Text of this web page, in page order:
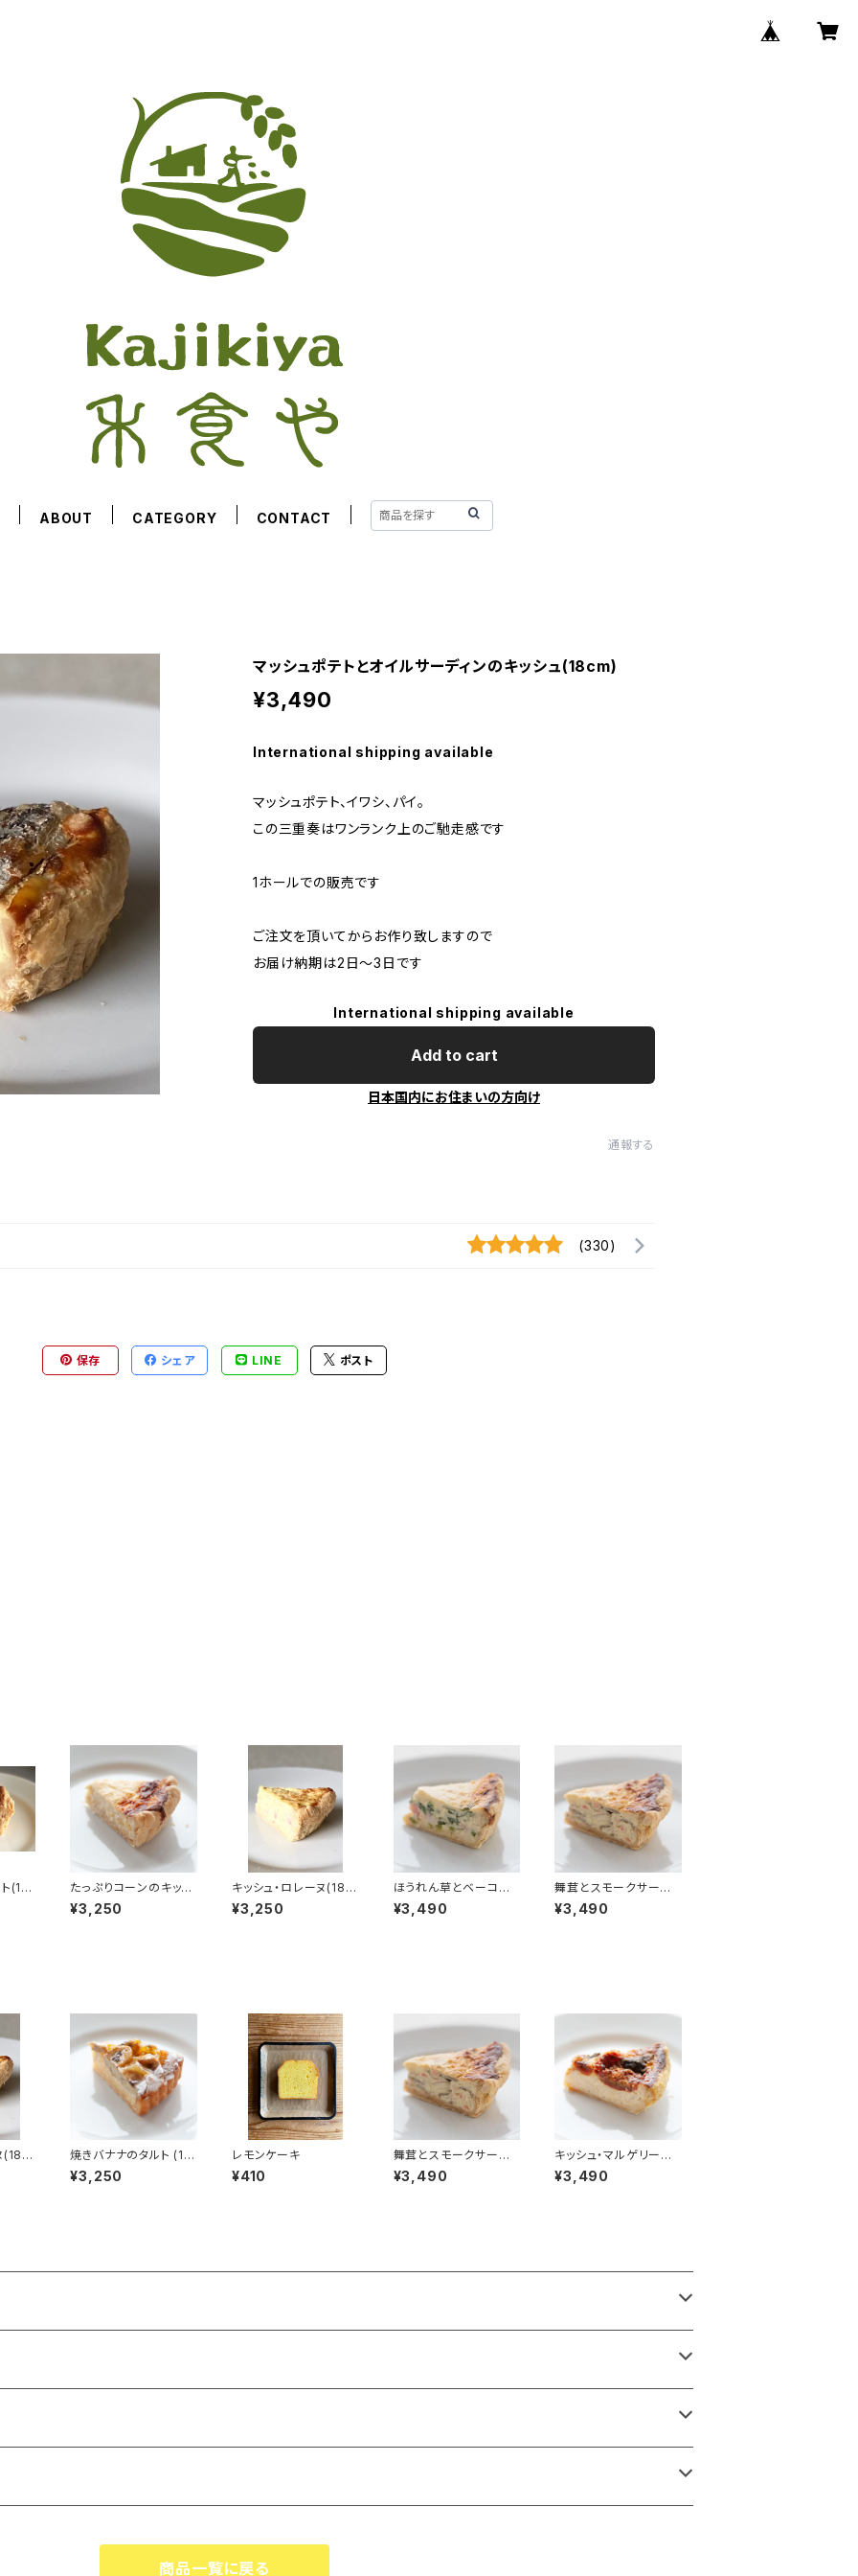
ABOUT CATEGORY CONTACT
マッシュポテトとオイルサーディンのキッシュ(18cm)
¥3,490
International shipping available
マッシュポテト、イワシ、パイ。
この三重奏はワンランク上のご馳走感です
1ホールでの販売です
ご注文を頂いてからお作り致しますので
お届け納期は2日〜3日です
International shipping available
Add to cart
日本国内にお住まいの方向け
通報する
(330)
保存 シェア LINE ポスト
ト(18
たっぷりコーンのキッシ
ュ(18cm)
¥3,250
キッシュ・ロレーヌ(18c
m)
¥3,250
ほうれん草とベーコン
のキッシュ(18cm)
¥3,490
舞茸とスモークサーモ
ンのキッシュ(18cm)
¥3,490
(18c
焼きバナナのタルト (18
cm)
¥3,250
レモンケーキ
¥410
舞茸とスモークサーモ
ンのキッシュ(18cm)
¥3,490
キッシュ・マルゲリータ(1
8cm)
¥3,490
商品一覧に戻る